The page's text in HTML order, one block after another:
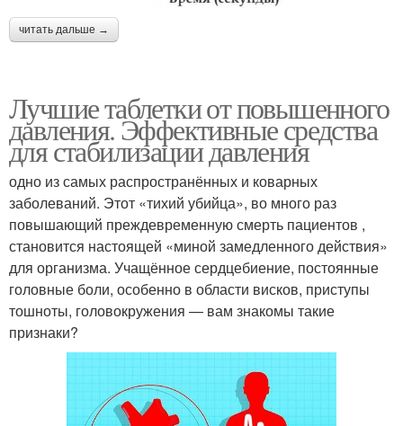
читать дальше →
Лучшие таблетки от повышенного
давления. Эффективные средства
для стабилизации давления
одно из самых распространённых и коварных
заболеваний. Этот «тихий убийца», во много раз
повышающий преждевременную смерть пациентов ,
становится настоящей «миной замедленного действия»
для организма. Учащённое сердцебиение, постоянные
головные боли, особенно в области висков, приступы
тошноты, головокружения — вам знакомы такие
признаки?